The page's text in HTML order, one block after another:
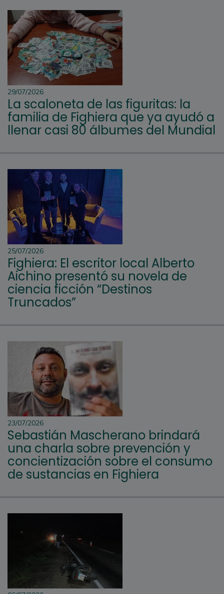
29/07/2026
La scaloneta de las figuritas: la
familia de Fighiera que ya ayudó a
llenar casi 80 álbumes del Mundial
25/07/2026
Fighiera: El escritor local Alberto
Aichino presentó su novela de
ciencia ficción “Destinos
Truncados”
23/07/2026
Sebastián Mascherano brindará
una charla sobre prevención y
concientización sobre el consumo
de sustancias en Fighiera